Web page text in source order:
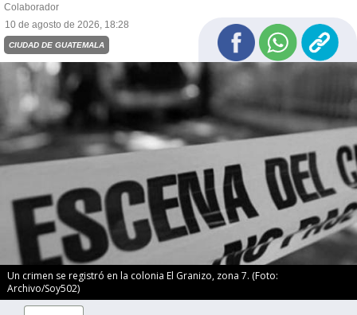
Colaborador
10 de agosto de 2026, 18:28
CIUDAD DE GUATEMALA
Un crimen se registró en la colonia El Granizo, zona 7. (Foto:
Archivo/Soy502)